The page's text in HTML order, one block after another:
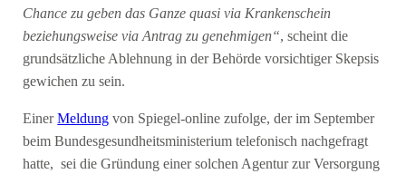
Chance zu geben das Ganze quasi via Krankenschein
beziehungsweise via Antrag zu genehmigen“, scheint die
grundsätzliche Ablehnung in der Behörde vorsichtiger Skepsis
gewichen zu sein.
EinerMeldung von Spiegel-online zufolge, der im September
beim Bundesgesundheitsministerium telefonisch nachgefragt
hatte, sei die Gründung einer solchen Agentur zur Versorgung